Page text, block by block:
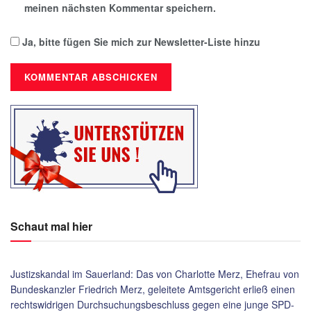
meinen nächsten Kommentar speichern.
Ja, bitte fügen Sie mich zur Newsletter-Liste hinzu
Schaut mal hier
Justizskandal im Sauerland: Das von Charlotte Merz, Ehefrau von
Bundeskanzler Friedrich Merz, geleitete Amtsgericht erließ einen
rechtswidrigen Durchsuchungsbeschluss gegen eine junge SPD-